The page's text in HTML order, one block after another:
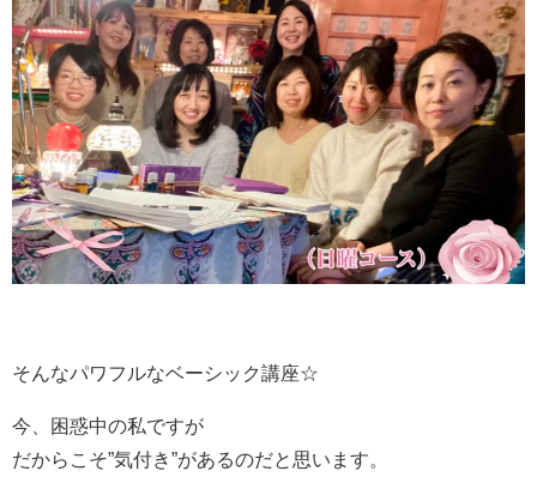
そんなパワフルなベーシック講座☆
今、困惑中の私ですが
だからこそ”気付き”があるのだと思います。